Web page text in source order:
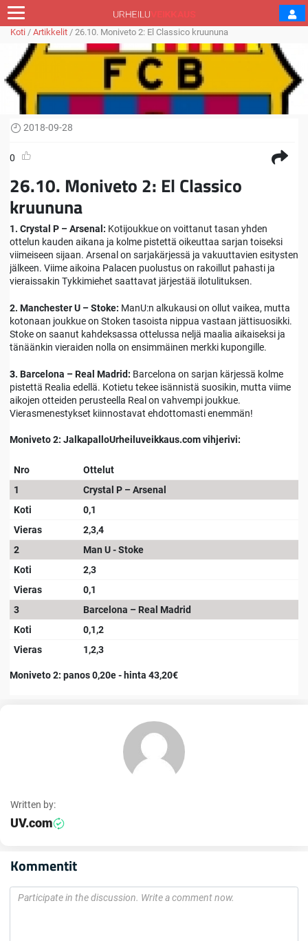
Koti / Artikkelit / 26.10. Moniveto 2: El Classico kruununa
2018-09-28
0
26.10. Moniveto 2: El Classico
kruununa
1. Crystal P – Arsenal: Kotijoukkue on voittanut tasan yhden
ottelun kauden aikana ja kolme pistettä oikeuttaa sarjan toiseksi
viimeiseen sijaan. Arsenal on sarjakärjessä ja vakuuttavien esitysten
jälkeen. Viime aikoina Palacen puolustus on rakoillut pahasti ja
vieraissakin Tykkimiehet saattavat järjestää ilotulituksen.
2. Manchester U – Stoke: ManU:n alkukausi on ollut vaikea, mutta
kotonaan joukkue on Stoken tasoista nippua vastaan jättisuosikki.
Stoke on saanut kahdeksassa ottelussa neljä maalia aikaiseksi ja
tänäänkin vieraiden nolla on ensimmäinen merkki kupongille.
3. Barcelona – Real Madrid: Barcelona on sarjan kärjessä kolme
pistettä Realia edellä. Kotietu tekee isännistä suosikin, mutta viime
aikojen otteiden perusteella Real on vahvempi joukkue.
Vierasmenestykset kiinnostavat ehdottomasti enemmän!
Moniveto 2: JalkapalloUrheiluveikkaus.com vihjerivi:
Nro
Ottelut
1
Crystal P – Arsenal
Koti
0,1
Vieras
2,3,4
2
Man U - Stoke
Koti
2,3
Vieras
0,1
3
Barcelona – Real Madrid
Koti
0,1,2
Vieras
1,2,3
Moniveto 2: panos 0,20e - hinta 43,20€
Written by:
UV.com
Kommentit